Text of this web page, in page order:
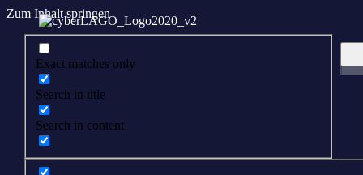
Zum Inhalt springen
Exact matches only
Search in title
Search in content